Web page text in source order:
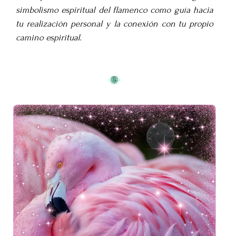
simbolismo espiritual del flamenco como guía hacia
tu realización personal y la conexión con tu propio
camino espiritual.